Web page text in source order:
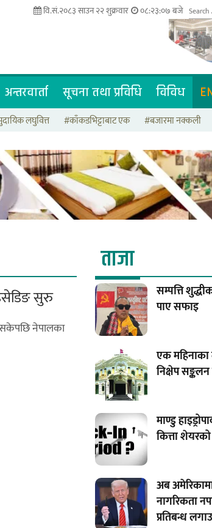
वि.सं.२०८३ साउन २२ शुक्रवार ०८:२३:०८ बजे
अन्तरवार्ता सूचना तथा प्रविधि विविध
लघुवित्त #काँकडभिट्टाबाट एक #बजारमा नक्कली
सुरु
नेपालका
ताजा
सम्पत्ति
पाए सफाइ
एक महिनाका
निक्षेप सङ्कलन
माण्डु
कित्ता
अब
नागरिकता
प्रतिबन्ध